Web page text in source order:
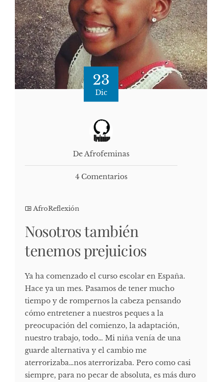
23
Dic
De Afrofeminas
4 Comentarios
AfroReflexión
Nosotros también
tenemos prejuicios
Ya ha comenzado el curso escolar en España.
Hace ya un mes. Pasamos de tener mucho
tiempo y de rompernos la cabeza pensando
cómo entretener a nuestros peques a la
preocupación del comienzo, la adaptación,
nuestro trabajo, todo… Mi niña venía de una
guarde alternativa y el cambio me
aterrorizaba…nos aterrorizaba. Pero como casi
siempre, para no pecar de absoluta, es más duro